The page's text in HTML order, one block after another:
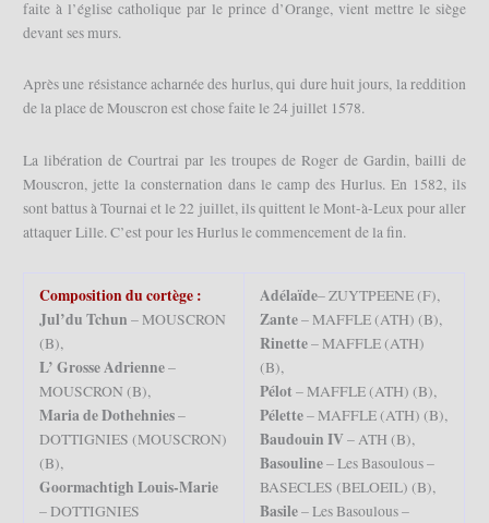
faite à l’église catholique par le prince d’Orange, vient mettre le siège
devant ses murs.
Après une résistance acharnée des hurlus, qui dure huit jours, la reddition
de la place de Mouscron est chose faite le 24 juillet 1578.
La libération de Courtrai par les troupes de Roger de Gardin, bailli de
Mouscron, jette la consternation dans le camp des Hurlus. En 1582, ils
sont battus à Tournai et le 22 juillet, ils quittent le Mont-à-Leux pour aller
attaquer Lille. C’est pour les Hurlus le commencement de la fin.
Composition du cortège :
Jul’du Tchun – MOUSCRON
(B),
L’ Grosse Adrienne–
MOUSCRON (B),
Maria de Dothehnies–
DOTTIGNIES (MOUSCRON)
(B),
Goormachtigh Louis-Marie
– DOTTIGNIES
Adélaïde– ZUYTPEENE (F),
Zante– MAFFLE (ATH) (B),
Rinette– MAFFLE (ATH)
(B),
Pélot– MAFFLE (ATH) (B),
Pélette– MAFFLE (ATH) (B),
Baudouin IV– ATH (B),
Basouline– Les Basoulous –
BASECLES (BELOEIL) (B),
Basile– Les Basoulous –